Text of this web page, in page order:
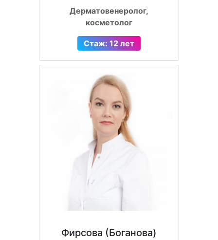
Дерматовенеролог,
косметолог
Стаж: 12 лет
Фирсова (Боганова)